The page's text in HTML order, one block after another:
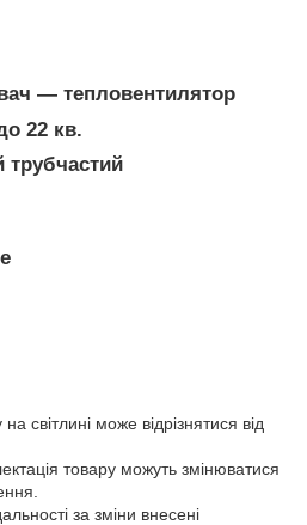
— тепловентилятор
22 кв.
трубчастий
світлині може відрізнятися від
товару можуть змінюватися
за зміни внесені